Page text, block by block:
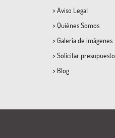
> Aviso Legal
> Quiénes Somos
> Galería de imágenes
> Solicitar presupuesto
> Blog